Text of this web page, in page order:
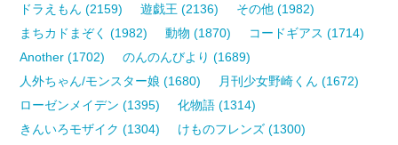
ドラえもん (2159)
遊戯王 (2136)
その他 (1982)
まちカドまぞく (1982)
動物 (1870)
コードギアス (1714)
Another (1702)
のんのんびより (1689)
人外ちゃん/モンスター娘 (1680)
月刊少女野崎くん (1672)
ローゼンメイデン (1395)
化物語 (1314)
きんいろモザイク (1304)
けものフレンズ (1300)